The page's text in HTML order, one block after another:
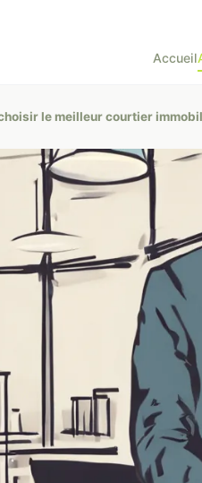
Accueil
le meilleur courtier